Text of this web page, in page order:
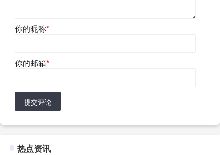
你的昵称*
你的邮箱*
提交评论
热点资讯